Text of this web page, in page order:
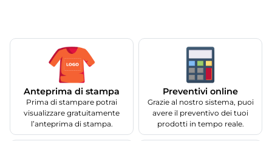
Anteprima di stampa
Prima di stampare potrai
visualizzare gratuitamente
l’anteprima di stampa.
Preventivi online
Grazie al nostro sistema, puoi
avere il preventivo dei tuoi
prodotti in tempo reale.